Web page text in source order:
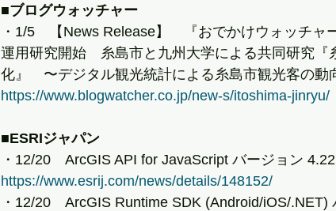
■ブログウォッチャー
・1/5　【News Release】　『おでかけウォッチ
運用研究開始　糸島市と九州大学による共同研究『
化』　〜デジタル観光統計による糸島市観光客の動
https://www.blogwatcher.co.jp/new-s/itoshima-jinryu/
■ESRIジャパン
・12/20　ArcGIS API for JavaScript バージョン
https://www.esrij.com/news/details/148152/
・12/20　ArcGIS Runtime SDK (Android/iOS/